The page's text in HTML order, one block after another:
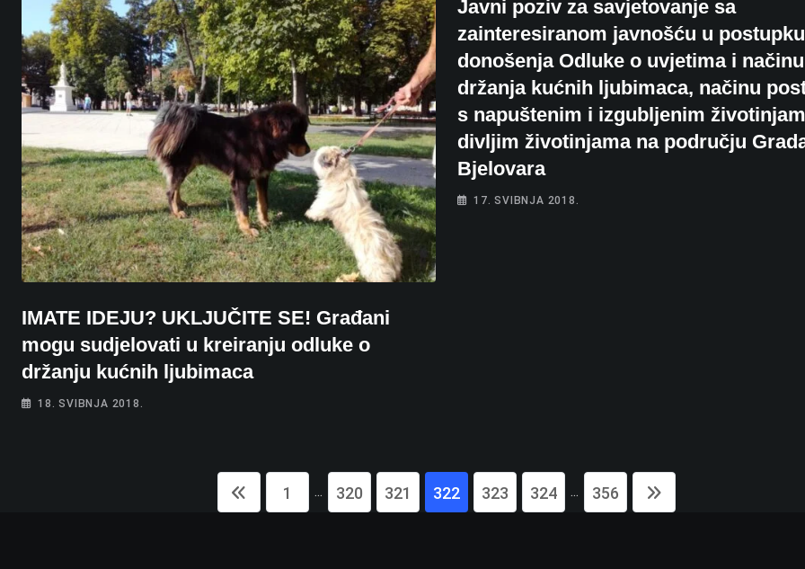
IMATE IDEJU? UKLJUČITE SE! Građani
mogu sudjelovati u kreiranju odluke o
držanju kućnih ljubimaca
18. SVIBNJA 2018.
Javni poziv za savjetovanje sa
zainteresiranom javnošću u postupku
donošenja Odluke o uvjetima i načinu
držanja kućnih ljubimaca, načinu
s napuštenim i izgubljenim
divljim životinjama na području
Bjelovara
17. SVIBNJA 2018.
1 ... 320 321 322 323 324 ... 356